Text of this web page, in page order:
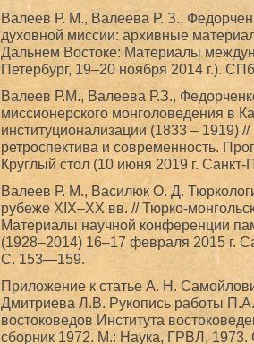
Валеев Р. М., Валеева Р. З.,
духовной миссии: архивные
Дальнем Востоке: Материалы
Петербург, 19–20 ноября 2014 г.).
Валеев Р.М., Валеева Р.З.,
миссионерского монголоведения в
институционализации (1833 – 1919)
ретроспектива и современность.
Круглый стол (10 июня 2019 г.
Валеев Р. М., Василюк О. Д.
рубеже ХIХ–ХХ вв. // Тюрко-
Материалы научной конференции
(1928–2014) 16–17 февраля 2015 г.
C. 153—159.
Приложение к статье А. Н.
Дмитриева Л.В. Рукопись работы
востоковедов Института
сборник 1972. М.: Наука, ГРВЛ,